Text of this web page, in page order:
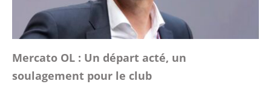
Mercato OL : Un départ acté, un
soulagement pour le club